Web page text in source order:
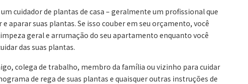
cuidador de plantas de casa – geralmente um profissional que
aparar suas plantas. Se isso couber em seu orçamento, você
geral e arrumação do seu apartamento enquanto você
das suas plantas.
colega de trabalho, membro da família ou vizinho para cuidar
de rega de suas plantas e quaisquer outras instruções de